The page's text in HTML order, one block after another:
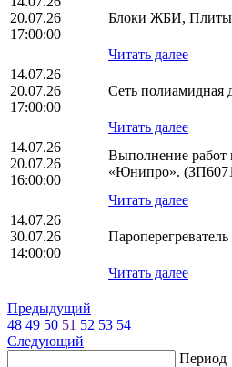
20.07.26
17:00:00
Блоки ЖБИ, Плиты
Читать далее
14.07.26
20.07.26
17:00:00
Сеть
Читать далее
14.07.26
20.07.26
16:00:00
Выполнение работ
«Юнипро».
Читать далее
14.07.26
30.07.26
14:00:00
Читать далее
Предыдущий
48 49 50 51 52 53 54
Следующий
Период